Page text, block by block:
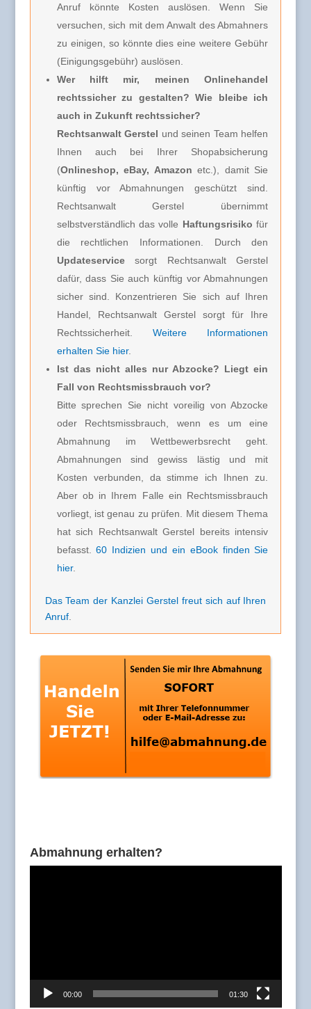
Anruf könnte Kosten auslösen. Wenn Sie
versuchen, sich mit dem Anwalt des Abmahners
zu einigen, so könnte dies eine weitere Gebühr
(Einigungsgebühr) auslösen.
Wer hilft mir, meinen Onlinehandel
rechtssicher zu gestalten? Wie bleibe ich
auch in Zukunft rechtssicher?
Rechtsanwalt Gerstel und seinen Team helfen
Ihnen auch bei Ihrer Shopabsicherung
(Onlineshop, eBay, Amazon etc.), damit Sie
künftig vor Abmahnungen geschützt sind.
Rechtsanwalt Gerstel übernimmt
selbstverständlich das volle Haftungsrisiko für
die rechtlichen Informationen. Durch den
Updateservicesorgt Rechtsanwalt Gerstel
dafür, dass Sie auch künftig vor Abmahnungen
sicher sind. Konzentrieren Sie sich auf Ihren
Handel, Rechtsanwalt Gerstel sorgt für Ihre
Rechtssicherheit. Weitere Informationen
erhalten Sie hier.
Ist das nicht alles nur Abzocke? Liegt ein
Fall von Rechtsmissbrauch vor?
Bitte sprechen Sie nicht voreilig von Abzocke
oder Rechtsmissbrauch, wenn es um eine
Abmahnung im Wettbewerbsrecht geht.
Abmahnungen sind gewiss lästig und mit
Kosten verbunden, da stimme ich Ihnen zu.
Aber ob in Ihrem Falle ein Rechtsmissbrauch
vorliegt, ist genau zu prüfen. Mit diesem Thema
hat sich Rechtsanwalt Gerstel bereits intensiv
befasst.60 Indizien und ein eBook finden Sie
hier.
Das Team der Kanzlei Gerstel freut sich auf Ihren
Anruf.
Abmahnung erhalten?
00:00 01:30